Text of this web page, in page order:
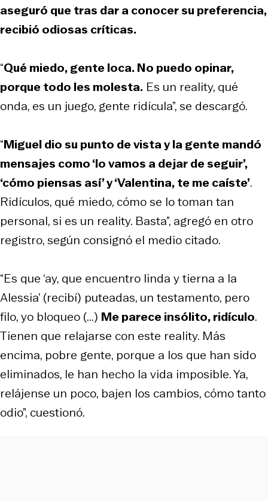
aseguró que tras dar a conocer su preferencia,
recibió odiosas críticas.
“Qué miedo, gente loca. No puedo opinar,
porque todo les molesta. Es un reality, qué
onda, es un juego, gente ridícula”, se descargó.
“Miguel dio su punto de vista y la gente mandó
mensajes como ‘lo vamos a dejar de seguir’,
‘cómo piensas así’ y ‘Valentina, te me caíste’.
Ridículos, qué miedo, cómo se lo toman tan
personal, si es un reality. Basta”, agregó en otro
registro, según consignó el medio citado.
“Es que ‘ay, que encuentro linda y tierna a la
Alessia’ (recibí) puteadas, un testamento, pero
filo, yo bloqueo (...) Me parece insólito, ridículo.
Tienen que relajarse con este reality. Más
encima, pobre gente, porque a los que han sido
eliminados, le han hecho la vida imposible. Ya,
relájense un poco, bajen los cambios, cómo tanto
odio”, cuestionó.